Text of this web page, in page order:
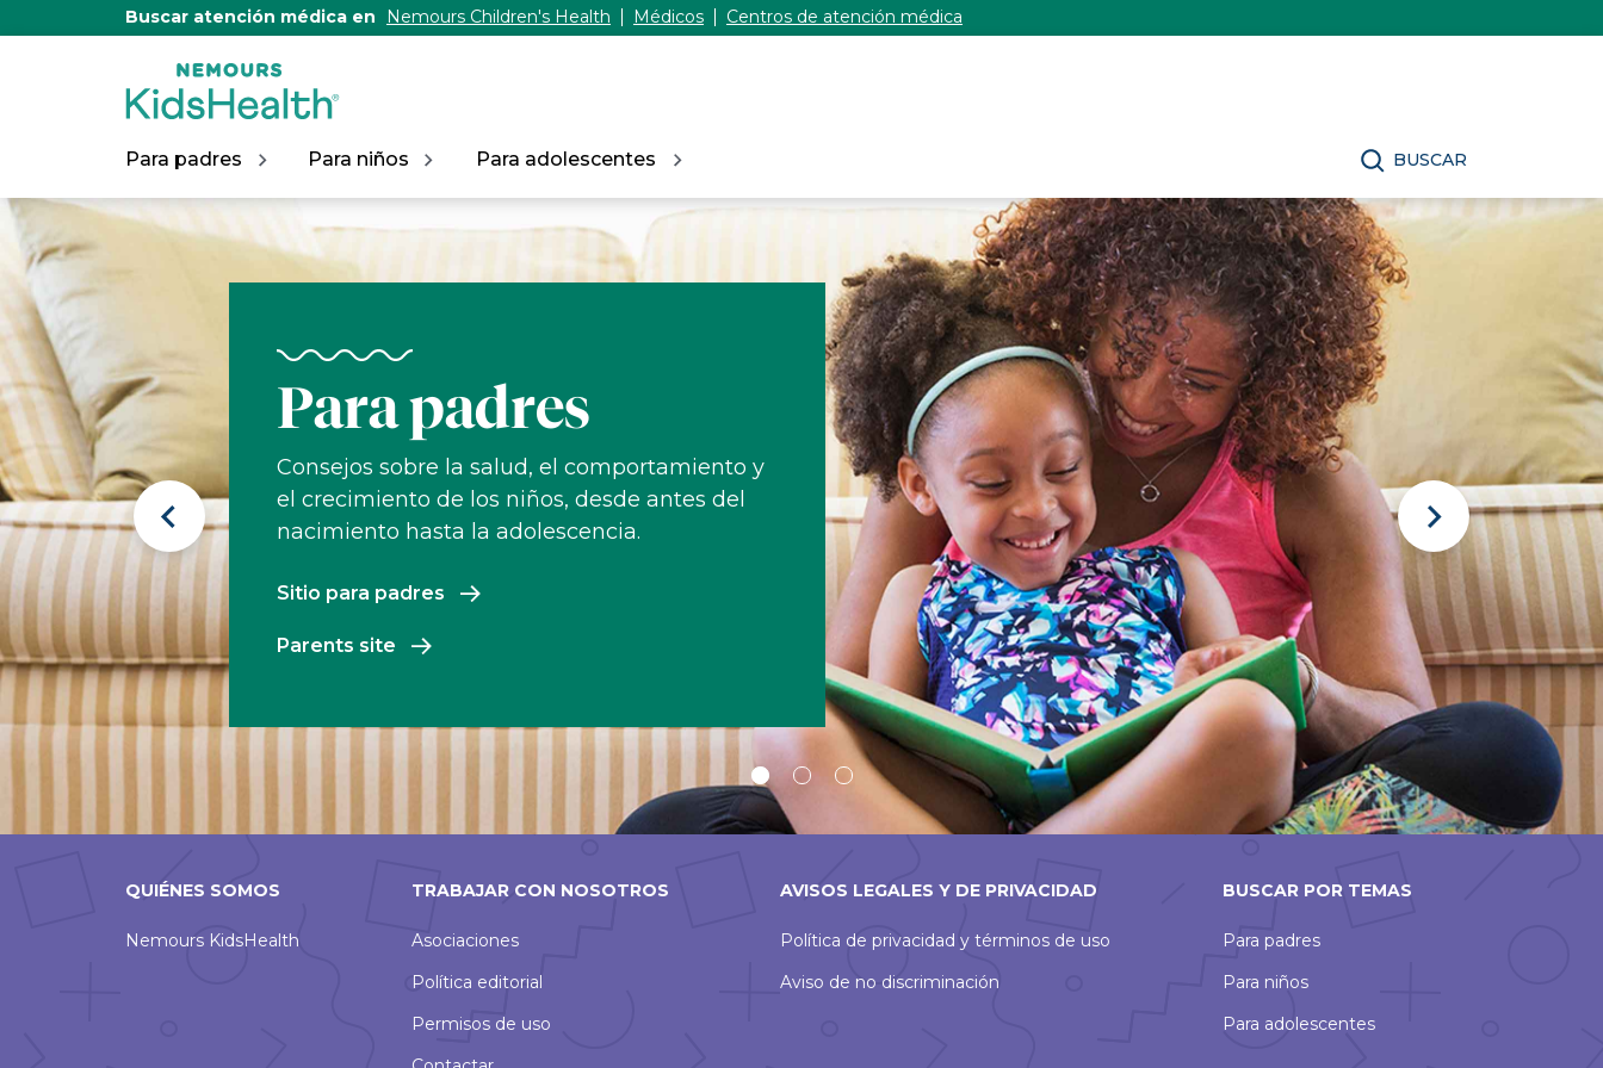
Buscar atención médica en Nemours Children's Health Médicos Centros de atención médica
Para padres Para niños Para adolescentes BUSCAR
Nemours
KidsHealth
Previous
Slide
Para padres
Consejos sobre la salud, el comportamiento y
el crecimiento de los niños, desde antes del
nacimiento hasta la adolescencia.
Sitio para padres
Parents site
Next
Slide
Diapositiva
1
Diapositiva
Diapositiva
QUIÉNES SOMOS
Nemours KidsHealth
TRABAJAR CON NOSOTROS
Asociaciones
Política editorial
Permisos de uso
AVISOS LEGALES Y DE PRIVACIDAD
Política de privacidad y términos de uso
Aviso de no discriminación
BUSCAR POR TEMAS
Para padres
Para niños
Para adolescentes